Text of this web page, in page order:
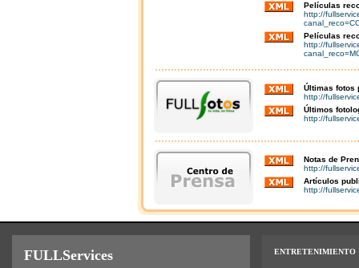
Películas
http://
Películas
http://
Últimas fotos
http://
Últimos
http://
Notas de
http://
Artículos
http://
FULLServices ENTRETENIMIENTO